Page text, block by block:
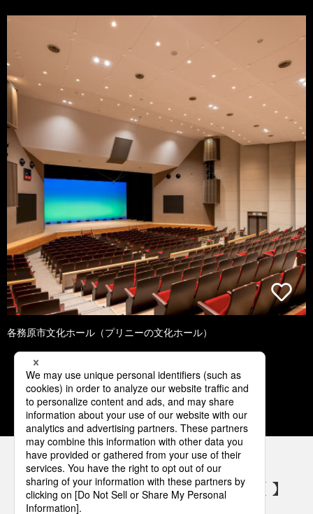
各務原市文化ホール（プリニーの文化ホール）
1 2 3 4 5
パナソニックの電気設備 SNSアカウント